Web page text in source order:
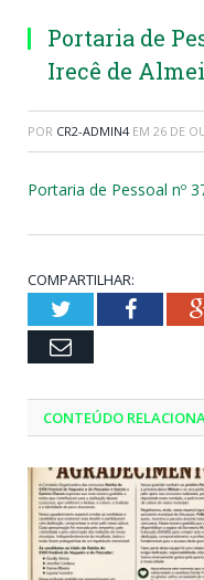
Portaria de
Irecê de
POR CR2-ADMIN4 EM 26 DE
Portaria de Pessoal nº
COMPARTILHAR:
Twitter
Email
CONTEÚDO